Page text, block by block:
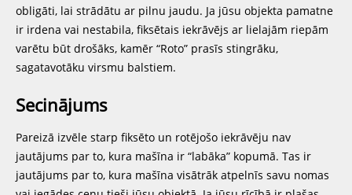
obligāti, lai strādātu ar pilnu jaudu. Ja jūsu objekta pamatne
ir irdena vai nestabila, fiksētais iekrāvējs ar lielajām riepām
varētu būt drošāks, kamēr “Roto” prasīs stingrāku,
sagatavotāku virsmu balstiem.
Secinājums
Pareizā izvēle starp fiksēto un rotējošo iekrāvēju nav
jautājums par to, kura mašīna ir “labāka” kopumā. Tas ir
jautājums par to, kura mašīna visātrāk atpelnīs savu nomas